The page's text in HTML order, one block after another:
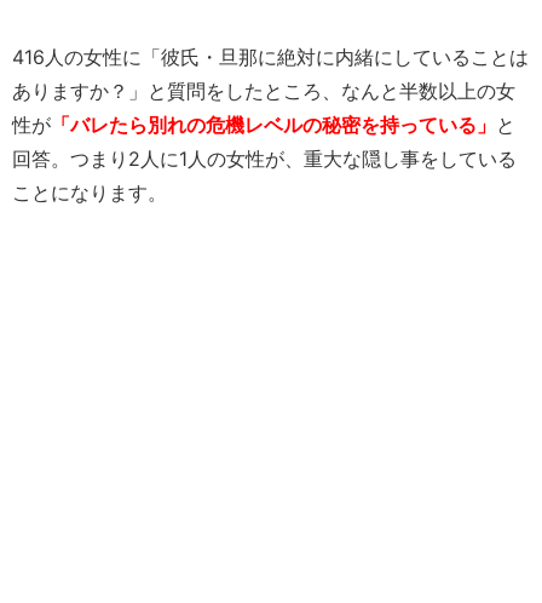
416人の女性に「彼氏・旦那に絶対に内緒にしていることは
ありますか？」と質問をしたところ、なんと半数以上の女
性が 「バレたら別れの危機レベルの秘密を持っている」 と
回答。つまり2人に1人の女性が、重大な隠し事をしている
ことになります。